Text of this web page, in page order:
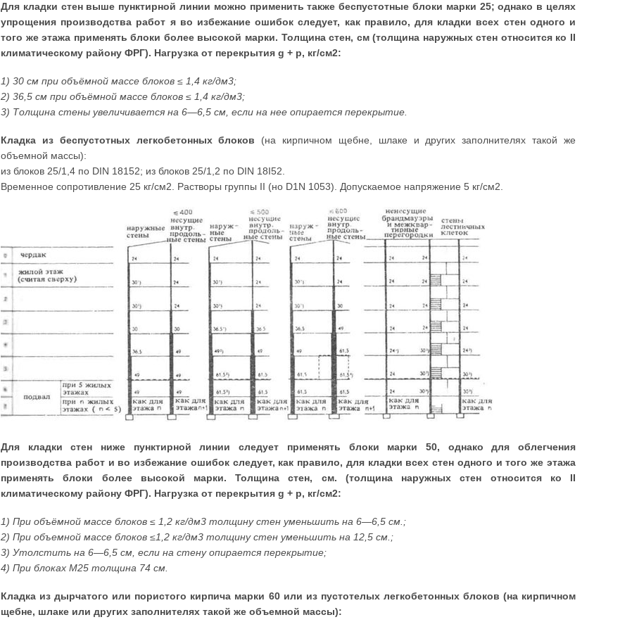
Для кладки стен выше пунктирной линии можно применить также беспустотные блоки марки 25; однако в целях
упрощения производства работ я во избежание ошибок следует, как правило, для кладки всех стен одного и
того же этажа применять блоки более высокой марки. Толщина стен, см (толщина наружных стен относится ко II
климатическому району ФРГ). Нагрузка от перекрытия g + р, кг/см2:
1) 30 см при объёмной массе блоков ≤ 1,4 кг/дм3;
2) 36,5 см при объёмной массе блоков ≤ 1,4 кг/дм3;
3) Толщина стены увеличивается на 6—6,5 см, если на нее опирается перекрытие.
Кладка из беспустотных легкобетонных блоков (на кирпичном щебне, шлаке и других заполнителях такой же
объемной массы):
из блоков 25/1,4 по DIN 18152; из блоков 25/1,2 по DIN 18I52.
Временное сопротивление 25 кг/см2. Растворы группы II (но D1N 1053). Допускаемое напряжение 5 кг/см2.
Для кладки стен ниже пунктирной линии следует применять блоки марки 50, однако для облегчения
производства работ и во избежание ошибок следует, как правило, для кладки всех стен одного и того же этажа
применять блоки более высокой марки. Толщина стен, см. (толщина наружных стен относится ко II
климатическому району ФРГ). Нагрузка от перекрытия g + р, кг/см2:
1) При объёмной массе блоков ≤ 1,2 кг/дм3 толщину стен уменьшить на 6—6,5 см.;
2) При объемной массе блоков ≤1,2 кг/дм3 толщину стен уменьшить на 12,5 см.;
3) Утолстить на 6—6,5 см, если на стену опирается перекрытие;
4) При блоках М25 толщина 74 см.
Кладка из дырчатого или пористого кирпича марки 60 или из пустотелых легкобетонных блоков (на кирпичном
щебне, шлаке или других заполнителях такой же объемной массы):